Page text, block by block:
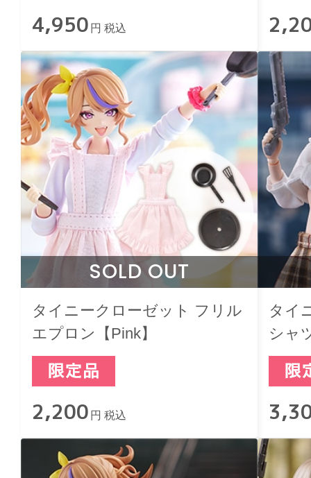
4,950 円 税込
SOLD OUT
タイニークローゼット フリル
エプロン【Pink】
2,200 円 税込
タイ
シャ